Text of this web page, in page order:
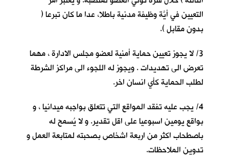
التعيين في أيَّة وظيفة مدنية باطلا، عدا ما كان تبرعا (
بدون مقابل ).
3/ لا يجوز تعيين حماية أمنية لعضو مجلس الادارة ، مهما
تعرض الى تهديدات . ويجوز له اللجوء الى مراكز الشرطة
لطلب الحماية كأي انسان اخر.
4/ يجب عليه تفقد المواقع التي تتعلق بواجبه ميدانيا ، و
بواقع يومين اسبوعيا على اقل تقدير. و لا يُسمح له
باصطحاب اكثر من اربعة اشخاص بصحبته لمتابعة العمل و
تدوين الملاحظات.